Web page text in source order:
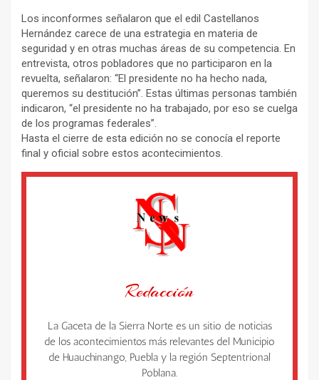
Los inconformes señalaron que el edil Castellanos
Hernández carece de una estrategia en materia de
seguridad y en otras muchas áreas de su competencia. En
entrevista, otros pobladores que no participaron en la
revuelta, señalaron: “El presidente no ha hecho nada,
queremos su destitución”. Estas últimas personas también
indicaron, “el presidente no ha trabajado, por eso se cuelga
de los programas federales”.
Hasta el cierre de esta edición no se conocía el reporte
final y oficial sobre estos acontecimientos.
Redacción
La Gaceta de la Sierra Norte es un sitio de noticias
de los acontecimientos más relevantes del Municipio
de Huauchinango, Puebla y la región Septentrional
Poblana.